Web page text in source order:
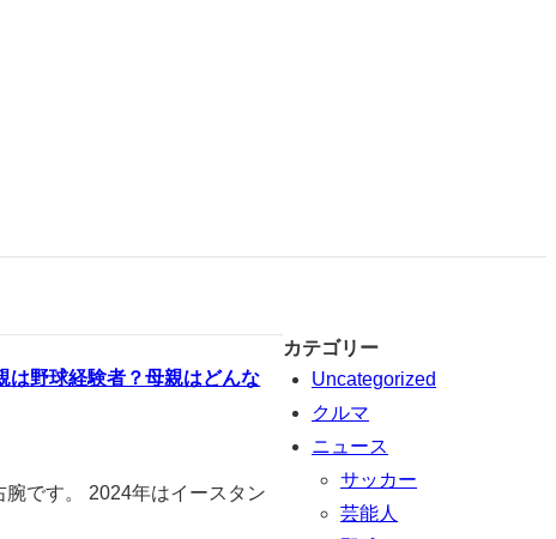
は野球経験者？母親はどんな
です。 2024年はイースタン
カテゴリー
Uncategorized
クルマ
ニュース
サッカー
芸能人